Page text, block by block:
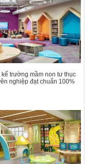
kế trường mầm non tư thục
nghiệp đạt chuẩn 100%